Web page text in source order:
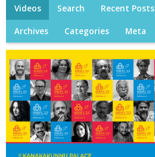
Videos Search Recent Posts
Archives Categories Meta